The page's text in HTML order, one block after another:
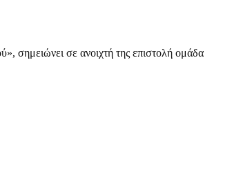
σημειώνει σε ανοιχτή της επιστολή ομάδα